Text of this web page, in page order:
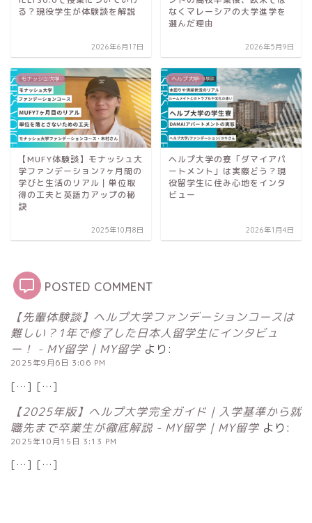
る？現役学生が体験談を解説
2026年6月17日
なくマレーシアの大学進学を
選んだ理由
2026年5月9日
モナッシュ大学
【MUFY体験談】モナッシュ大
学ファンデーション7ヶ月間の
学びと生活のリアル｜単位取
得の工夫と英語力アップの秘
訣
2025年10月8日
ヘルプ大学
ヘルプ大学の寮「ダマイアパ
ートメント」は実際どう？現
役留学生に住み心地をインタ
ビュー
2026年1月4日
POSTED COMMENT
【先輩体験談】ヘルプ大学ファンデーションコースは
難しい？1年で修了した日本人留学生にインタビュ
ー！ - MY留学｜MY留学 より:
2025年9月6日 3:06 PM
[…] […]
【2025年版】ヘルプ大学完全ガイド｜入学基準から就
職先まで卒業生が徹底解説 - MY留学｜MY留学 より:
2025年10月15日 3:13 PM
[…] […]